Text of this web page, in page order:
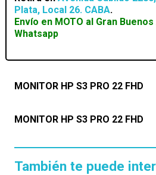
Plata, Local 26. CABA.
Envío en MOTO al Gran
Whatsapp
MONITOR HP S3 PRO 22 FHD
MONITOR HP S3 PRO 22 FHD
También te puede